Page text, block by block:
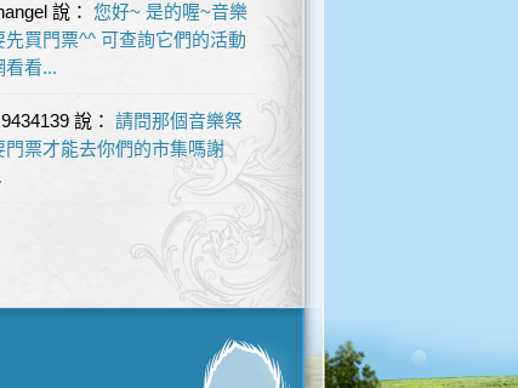
說： 您好~ 是的喔~音樂
先買門票^^ 可查詢它們的活動
看看...
說： 請問那個音樂祭
門票才能去你們的市集嗎謝